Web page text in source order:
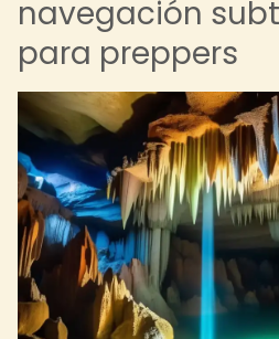
navegación
para preppers